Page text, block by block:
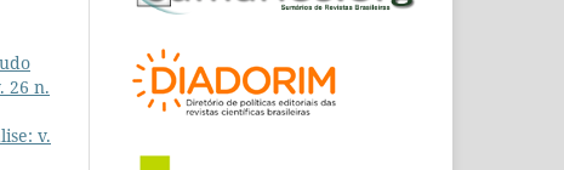
26 n.
v.